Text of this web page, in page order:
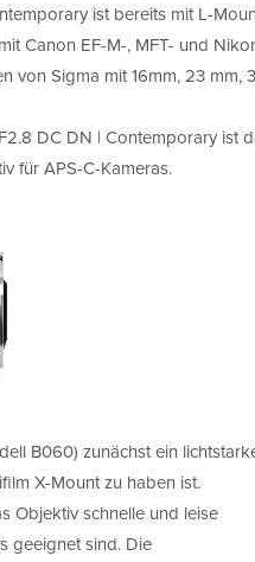
ist bereits mit L-
Canon EF-M-, MFT- und
von Sigma mit 16mm, 23 mm,
DC DN | Contemporary ist
für APS-C-Kameras.
B060) zunächst ein
X-Mount zu haben ist.
Objektiv schnelle und leise
geeignet sind. Die